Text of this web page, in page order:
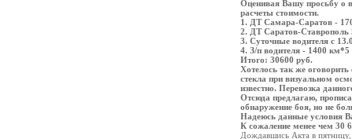
Оценивая Вашу просьбу о
расчеты стоимости.
1. ДТ Самара-Саратов -
2. ДТ Саратов-Ставрополь
3. Суточные водителя с
4. З/п водителя - 1400
Итого: 30600 руб.
Хотелось так же
стекла при визуальном
известно. Перевозка
Отсюда предлагаю,
обнаружение боя, но не
Надеюсь данные условия
К сожаление менее чем 30
Дождавшись Акта в